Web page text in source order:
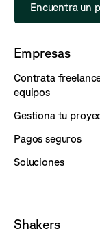
Encuentra un
Empresas
Contrata
equipos
Gestiona tu
Pagos seguros
Soluciones
Shakers